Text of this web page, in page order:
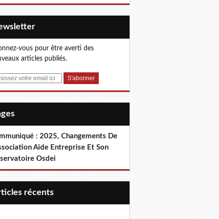
vous pour être averti des
articles publiés.
: 2025, Changements De
Aide Entreprise Et Son
Osdei
récents